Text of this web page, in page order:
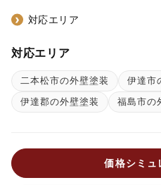
対応エリア
対応エリア
二本松市の外壁塗装
伊達市
伊達郡の外壁塗装
福島市の
価格シミュ